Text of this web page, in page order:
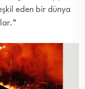
eden bir dünya